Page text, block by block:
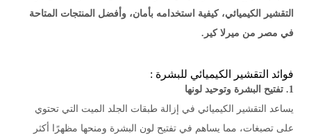
التقشير الكيميائي، كيفية استخدامه بأمان، وأفضل المنتجات المتاحة
في مصر من ميرلا كير.
فوائد التقشير الكيميائي للبشرة :
1. تفتيح البشرة وتوحيد لونها
يساعد التقشير الكيميائي في إزالة طبقات الجلد الميت التي تحتوي
على تصبغات، مما يساهم في تفتيح لون البشرة ومنحها مظهرًا أكثر